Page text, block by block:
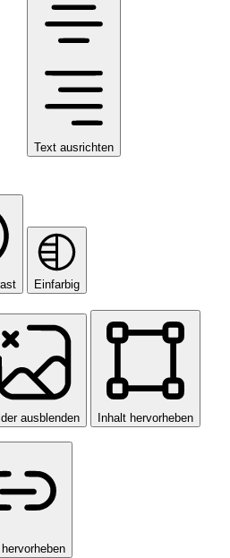
Text ausrichten
Einfarbig
ausblenden Inhalt hervorheben